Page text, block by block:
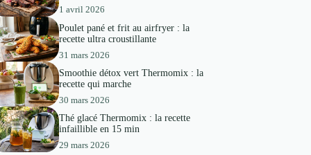
1 avril 2026
Poulet pané et frit au airfryer : la
recette ultra croustillante
31 mars 2026
Smoothie détox vert Thermomix : la
recette qui marche
30 mars 2026
Thé glacé Thermomix : la recette
infaillible en 15 min
29 mars 2026